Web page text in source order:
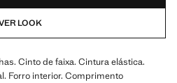
LOOK
Cinto de faixa. Cintura elástica.
Forro interior. Comprimento